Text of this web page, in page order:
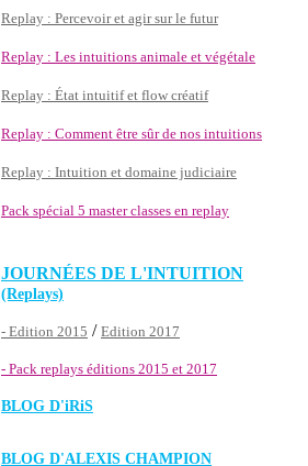
Replay : Percevoir et agir sur le futur
Replay : Les intuitions animale et végétale
Replay : État intuitif et flow créatif
Replay : Comment être sûr de nos intuitions
Replay : Intuition et domaine judiciaire
Pack spécial 5 master classes en replay
JOURNÉES DE L'INTUITION
(Replays)
- Edition 2015 / Edition 2017
- Pack replays éditions 2015 et 2017
BLOG D'iRiS
BLOG D'ALEXIS CHAMPION